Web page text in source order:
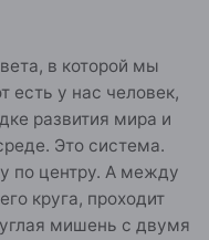
в которой мы
у нас человек,
развития мира и
Это система.
по центру. А между
круга, проходит
мишень с двумя